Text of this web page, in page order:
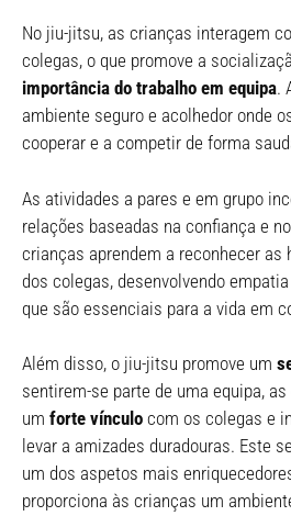
No jiu-jitsu, as crianças interagem
colegas, o que promove a
importância do trabalho em equipa.
ambiente seguro e acolhedor onde
cooperar e a competir de forma
As atividades a pares e em grupo
relações baseadas na confiança e
crianças aprendem a reconhecer
dos colegas, desenvolvendo
que são essenciais para a vida em
Além disso, o jiu-jitsu promove um
sentirem-se parte de uma equipa,
um forte vínculo com os colegas e
levar a amizades duradouras. Este
um dos aspetos mais
proporciona às crianças um